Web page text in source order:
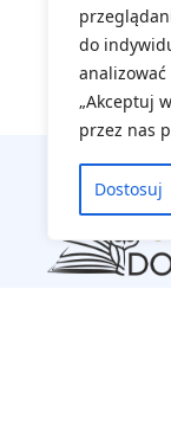
do
„Akceptuj
przez nas
Dostosuj